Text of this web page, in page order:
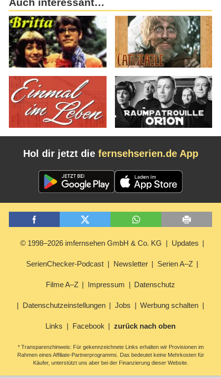
Auch interessant…
Hol dir jetzt die fernsehserien.de App
© 1998–2026 imfernsehen GmbH & Co. KG Updates
SerienChecker-Podcast Newsletter Serien A–Z
Filme A–Z Impressum Datenschutz
Datenschutzeinstellungen Jobs Werbung schalten
Links Facebook zurück nach oben
* Transparenzhinweis: Für gekennzeichnete Links erhalten wir Provisionen im
Rahmen eines Affiliate-Partnerprogramms. Das bedeutet keine Mehrkosten für
Käufer, unterstützt uns aber bei der Finanzierung dieser Website.